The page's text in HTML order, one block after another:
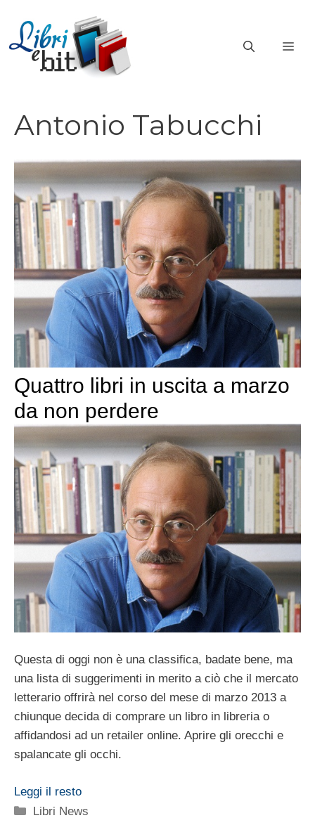
contenuto
Antonio Tabucchi
Quattro libri in uscita a marzo
da non perdere
Questa di oggi non è una classifica, badate bene, ma
una lista di suggerimenti in merito a ciò che il mercato
letterario offrirà nel corso del mese di marzo 2013 a
chiunque decida di comprare un libro in libreria o
affidandosi ad un retailer online. Aprire gli orecchi e
spalancate gli occhi.
Leggi il resto
Categorie
Libri News